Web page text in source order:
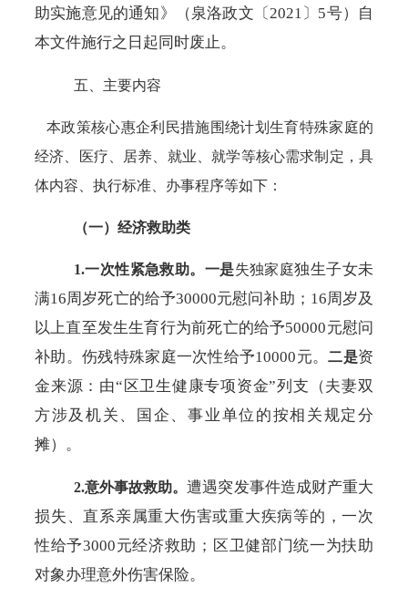
助实施意见的通知》（泉洛政文〔2021〕5号）自
本文件施行之日起同时废止。
五、主要内容
本政策核心惠企利民措施围绕计划生育特殊家庭的
经济、医疗、居养、就业、就学等核心需求制定，具
体内容、执行标准、办事程序等如下：
（一） 经济救助类
1.一次性紧急救助。一是失独家庭独生子女未
满16周岁死亡的给予30000元慰问补助；16周岁及
以上直至发生生育行为前死亡的给予50000元慰问
补助。伤残特殊家庭一次性给予10000元。二是资
金来源：由“区卫生健康专项资金”列支（夫妻双
方涉及机关、国企、事业单位的按相关规定分
摊）。
2.意外事故救助。遭遇突发事件造成财产重大
损失、直系亲属重大伤害或重大疾病等的，一次
性给予3000元经济救助；区卫健部门统一为扶助
对象办理意外伤害保险。